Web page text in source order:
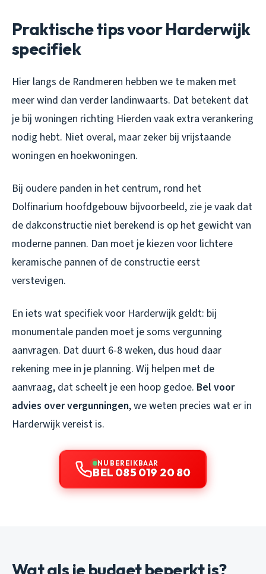
Praktische tips voor Harderwijk
specifiek
Hier langs de Randmeren hebben we te maken met
meer wind dan verder landinwaarts. Dat betekent dat
je bij woningen richting Hierden vaak extra verankering
nodig hebt. Niet overal, maar zeker bij vrijstaande
woningen en hoekwoningen.
Bij oudere panden in het centrum, rond het
Dolfinarium hoofdgebouw bijvoorbeeld, zie je vaak dat
de dakconstructie niet berekend is op het gewicht van
moderne pannen. Dan moet je kiezen voor lichtere
keramische pannen of de constructie eerst
verstevigen.
En iets wat specifiek voor Harderwijk geldt: bij
monumentale panden moet je soms vergunning
aanvragen. Dat duurt 6-8 weken, dus houd daar
rekening mee in je planning. Wij helpen met de
aanvraag, dat scheelt je een hoop gedoe. Bel voor
advies over vergunningen, we weten precies wat er in
Harderwijk vereist is.
NU BEREIKBAAR
BEL 085 019 20 80
Wat als je budget beperkt is?